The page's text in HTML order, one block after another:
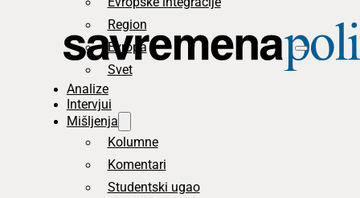
Region
Evropa
Svet
Analize
Intervjui
Mišljenja
Kolumne
Komentari
Studentski ugao